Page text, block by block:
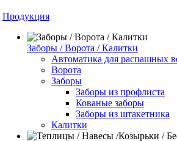
Продукция
Заборы / Ворота / Калитки
Автоматика для распашных
Ворота
Заборы
Заборы из профлиста
Кованые заборы
Заборы из штакетника
Калитки